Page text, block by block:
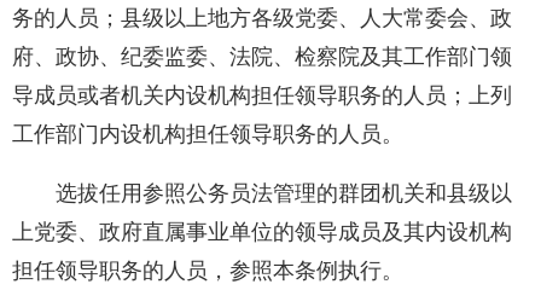
务的人员；县级以上地方各级党委、人大常委会、政
府、政协、纪委监委、法院、检察院及其工作部门领
导成员或者机关内设机构担任领导职务的人员；上列
工作部门内设机构担任领导职务的人员。
选拔任用参照公务员法管理的群团机关和县级以
上党委、政府直属事业单位的领导成员及其内设机构
担任领导职务的人员，参照本条例执行。